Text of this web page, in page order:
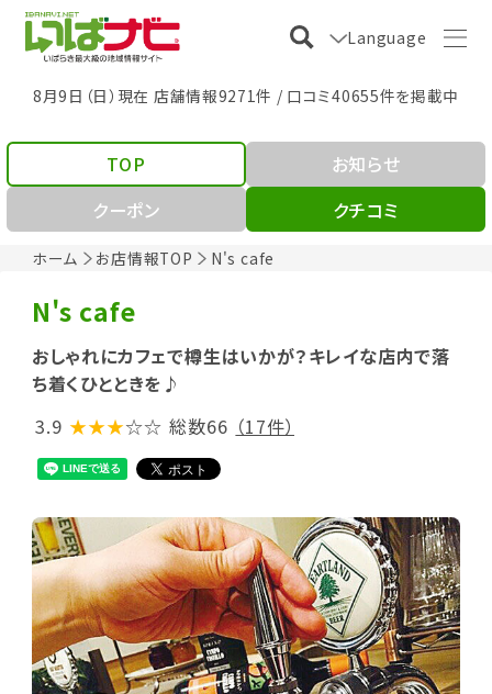
Language
8月9日（日）現在 店舗情報9271件 / 口コミ40655件を掲載中
ホーム お店情報TOP N's cafe
TOP
お知らせ
クーポン
クチコミ
N's cafe
おしゃれにカフェで樽生はいかが？キレイな店内で落
ち着くひとときを♪
3.9 ★★★☆☆ 総数66 （17件）